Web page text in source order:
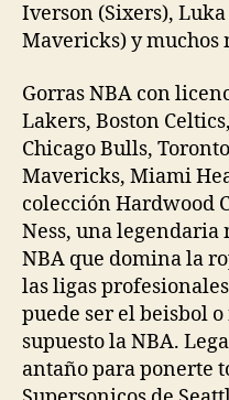
Iverson (Sixers),
Mavericks) y muchos
Gorras NBA con
Lakers, Boston
Chicago Bulls,
Mavericks, Miami
colección Hardwood
Ness, una
NBA que domina la
las ligas
puede ser el beisbol
supuesto la NBA.
antaño para ponerte